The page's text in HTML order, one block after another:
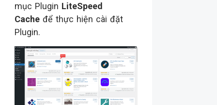
mục Plugin LiteSpeed
Cache để thực hiện cài đặt
Plugin.